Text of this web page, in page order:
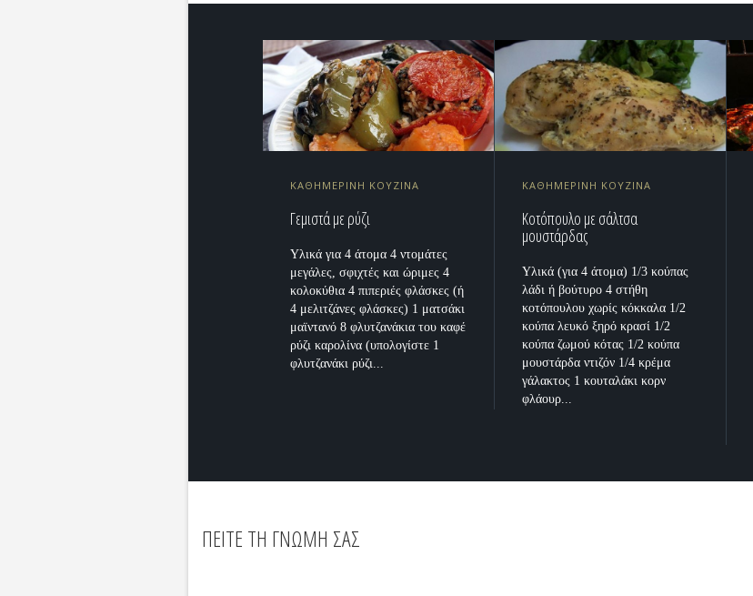
ΚΑΘΗΜΕΡΙΝΗ ΚΟΥΖΙΝΑ
Γεμιστά με ρύζι
Υλικά για 4 άτομα 4 ντομάτες
μεγάλες, σφιχτές και ώριμες 4
κολοκύθια 4 πιπεριές φλάσκες (ή
4 μελιτζάνες φλάσκες) 1 ματσάκι
μαϊντανό 8 φλυτζανάκια του καφέ
ρύζι καρολίνα (υπολογίστε 1
φλυτζανάκι ρύζι...
ΚΑΘΗΜΕΡΙΝΗ ΚΟΥΖΙΝΑ
Κοτόπουλο με σάλτσα
μουστάρδας
Υλικά (για 4 άτομα) 1/3 κούπας
λάδι ή βούτυρο 4 στήθη
κοτόπουλου χωρίς κόκκαλα 1/2
κούπα λευκό ξηρό κρασί 1/2
κούπα ζωμού κότας 1/2 κούπα
μουστάρδα ντιζόν 1/4 κρέμα
γάλακτος 1 κουταλάκι κορν
φλάουρ...
ΠΕΙΤΕ ΤΗ ΓΝΩΜΗ ΣΑΣ